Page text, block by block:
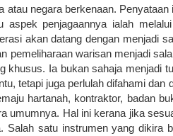
atau negara berkenaan.
aspek penjagaannya ialah
akan datang dengan menjadi
pemeliharaan warisan menjadi
khusus. Ia bukan sahaja menjadi
tetapi juga perlulah difahami
hartanah, kontraktor, badan
umumnya. Hal ini kerana jika
Salah satu instrumen yang dikira